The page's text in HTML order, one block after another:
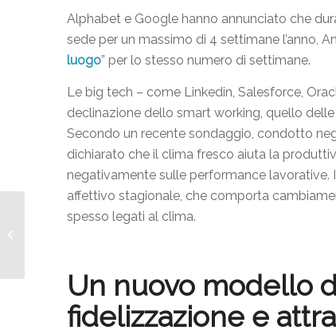
Alphabet e Google hanno annunciato che
sede per un massimo di 4 settimane l’anno,
luogo” per lo stesso numero di settimane.
Le big tech – come Linkedin, Salesforce,
declinazione dello smart working, quello delle
Secondo un recente sondaggio, condotto
dichiarato che il clima fresco aiuta la
negativamente sulle performance lavorative.
affettivo stagionale, che comporta
spesso legati al clima.
Un nuovo modello
fidelizzazione e
Flessibilità e
Sostenibilità: come